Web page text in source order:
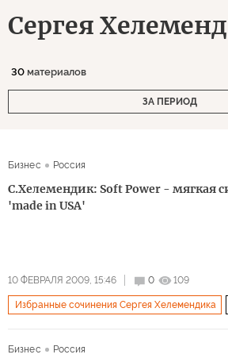
Сергея
30 материалов
ЗА ПЕРИОД
Бизнес Россия
С.Хелемендик: Soft Power - мягкая
'made in USA'
10 ФЕВРАЛЯ 2009, 15:46 0 109
Избранные сочинения Сергея Хелемендика
Бизнес
Россия